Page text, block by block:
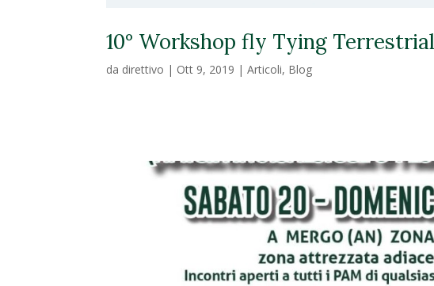
10° Workshop fly Tying Terrestrial
da direttivo | Ott 9, 2019 |Articoli, Blog